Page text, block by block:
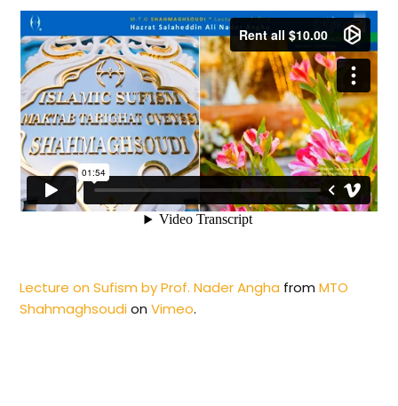
Lecture on Sufism by Prof. Nader Angha fromMTO
ShahmaghsoudionVimeo.